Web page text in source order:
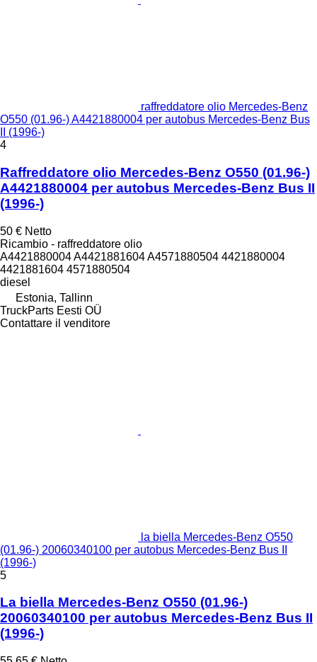
raffreddatore olio Mercedes-Benz
O550 (01.96-) A4421880004 per autobus Mercedes-Benz Bus
II (1996-)
4
Raffreddatore olio Mercedes-Benz O550 (01.96-)
A4421880004 per autobus Mercedes-Benz Bus II
(1996-)
50 € Netto
Ricambio - raffreddatore olio
A4421880004 A4421881604 A4571880504 4421880004
4421881604 4571880504
diesel
Estonia, Tallinn
TruckParts Eesti OÜ
Contattare il venditore
la biella Mercedes-Benz O550
(01.96-) 20060340100 per autobus Mercedes-Benz Bus II
(1996-)
5
La biella Mercedes-Benz O550 (01.96-)
20060340100 per autobus Mercedes-Benz Bus II
(1996-)